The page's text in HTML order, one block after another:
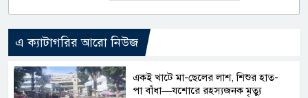
এ ক্যাটাগরির আরো নিউজ
একই খাটে মা-ছেলের লাশ, শিশুর হাত-
পা বাঁধা—যশোরে রহস্যজনক মৃত্যু